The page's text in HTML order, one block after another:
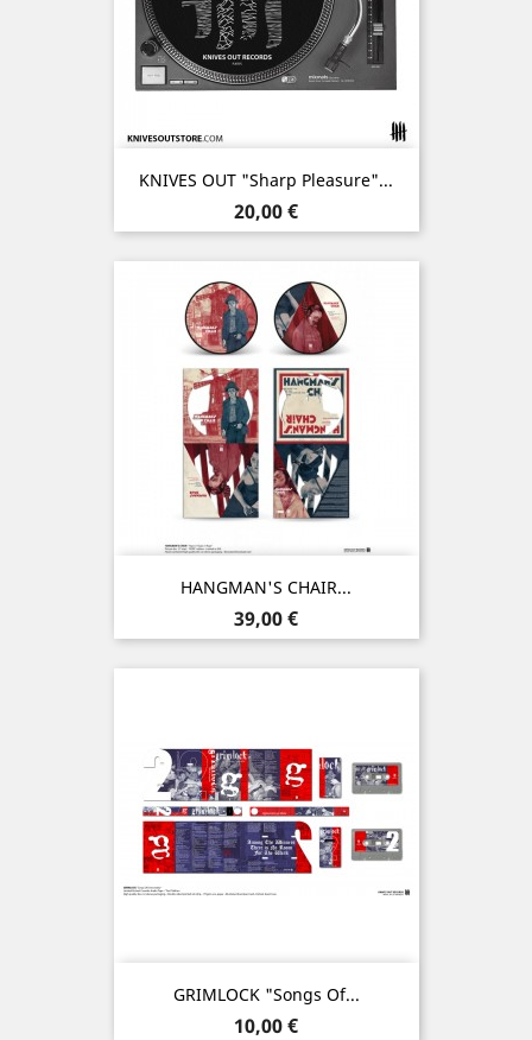
KNIVES OUT "Sharp Pleasure"...
Prix
20,00 €
HANGMAN'S CHAIR...
Prix
39,00 €
GRIMLOCK "Songs Of...
Prix
10,00 €